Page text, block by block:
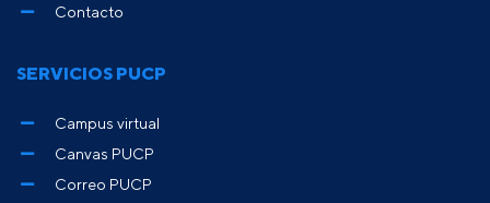
Contacto
SERVICIOS PUCP
Campus virtual
Canvas PUCP
Correo PUCP